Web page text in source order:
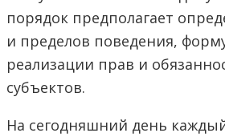
порядок предполагает
и пределов поведения,
реализации прав и
субъектов.
На сегодняшний день